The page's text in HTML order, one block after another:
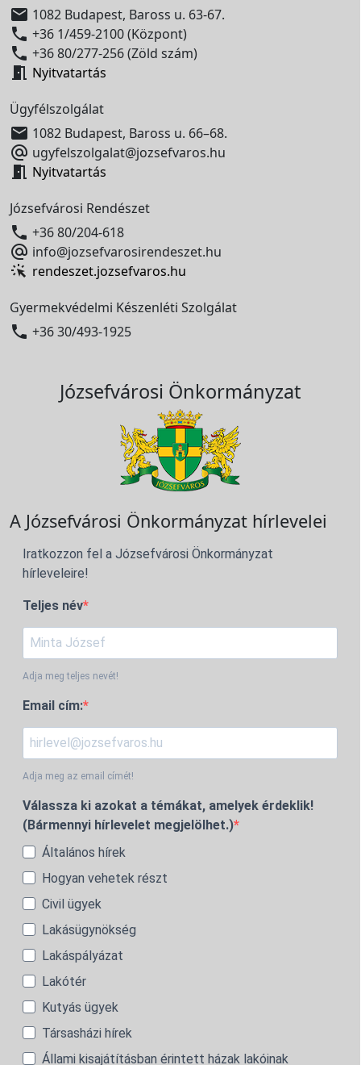
 1082 Budapest, Baross u. 63-67.
 +36 1/459-2100 (Központ)
 +36 80/277-256 (Zöld szám)
 Nyitvatartás
Ügyfélszolgálat
 1082 Budapest, Baross u. 66–68.
 ugyfelszolgalat@jozsefvaros.hu
 Nyitvatartás
Józsefvárosi Rendészet
 +36 80/204-618
 info@jozsefvarosirendeszet.hu
rendeszet.jozsefvaros.hu
Gyermekvédelmi Készenléti Szolgálat
 +36 30/493-1925
Józsefvárosi Önkormányzat
A Józsefvárosi Önkormányzat hírlevelei
Iratkozzon fel a Józsefvárosi Önkormányzat
hírleveleire!
Teljes név
Adja meg teljes nevét!
Email cím:
Adja meg az email címét!
Válassza ki azokat a témákat, amelyek érdeklik!
(Bármennyi hírlevelet megjelölhet.)
Általános hírek
Hogyan vehetek részt
Civil ügyek
Lakásügynökség
Lakáspályázat
Lakótér
Kutyás ügyek
Társasházi hírek
Állami kisajátításban érintett házak lakóinak